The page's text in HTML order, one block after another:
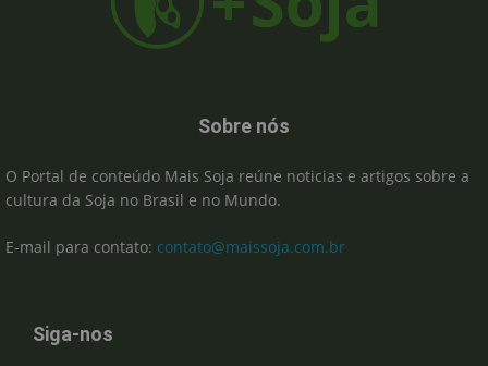
Sobre nós
O Portal de conteúdo Mais Soja reúne noticias e artigos sobre a
cultura da Soja no Brasil e no Mundo.
E-mail para contato: contato@maissoja.com.br
Siga-nos